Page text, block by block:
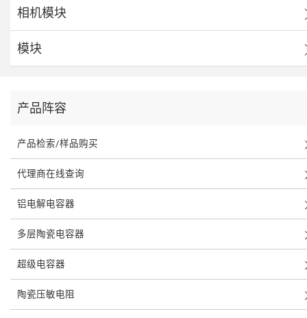
相机模块
模块
产品阵容
产品检索/样品购买
代理商在线查询
铝电解电容器
多层陶瓷电容器
超级电容器
陶瓷压敏电阻